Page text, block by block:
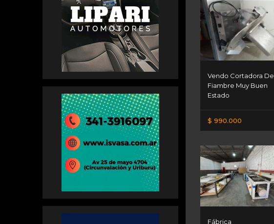
Vendo Cortadora De
Fiambre Muy Buen
Estado
$ 990.000
Fábrica